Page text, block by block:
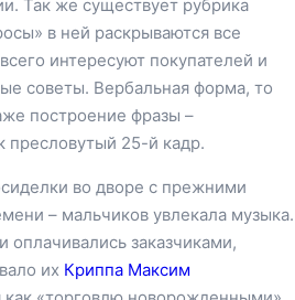
Так же существует рубрика
в ней раскрываются все
интересуют покупателей и
советы. Вербальная форма, то
построение фразы –
пресловутый 25-й кадр.
во дворе с прежними
– мальчиков увлекала музыка.
оплачивались заказчиками,
их Криппа Максим